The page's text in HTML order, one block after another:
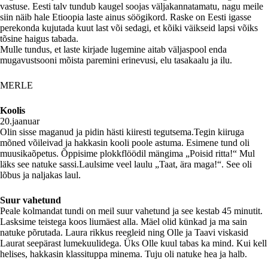
vastuse. Eesti talv tundub kaugel soojas väljakannatamatu, nagu meile
siin näib hale Etioopia laste ainus söögikord. Raske on Eesti igasse
perekonda kujutada kuut last või sedagi, et kõiki väikseid lapsi võiks
tõsine haigus tabada.
Mulle tundus, et laste kirjade lugemine aitab väljaspool enda
mugavustsooni mõista paremini erinevusi, elu tasakaalu ja ilu.
MERLE
Koolis
20.jaanuar
Olin sisse maganud ja pidin hästi kiiresti tegutsema.Tegin kiiruga
mõned võileivad ja hakkasin kooli poole astuma. Esimene tund oli
muusikaõpetus. Õppisime plokkflöödil mängima „Poisid ritta!“ Mul
läks see natuke sassi.Laulsime veel laulu „Taat, ära maga!“. See oli
lõbus ja naljakas laul.
Suur vahetund
Peale kolmandat tundi on meil suur vahetund ja see kestab 45 minutit.
Lasksime teistega koos liumäest alla. Mäel olid künkad ja ma sain
natuke põrutada. Laura rikkus reegleid ning Olle ja Taavi viskasid
Laurat seepärast lumekuulidega. Üks Olle kuul tabas ka mind. Kui kell
helises, hakkasin klassituppa minema. Tuju oli natuke hea ja halb.